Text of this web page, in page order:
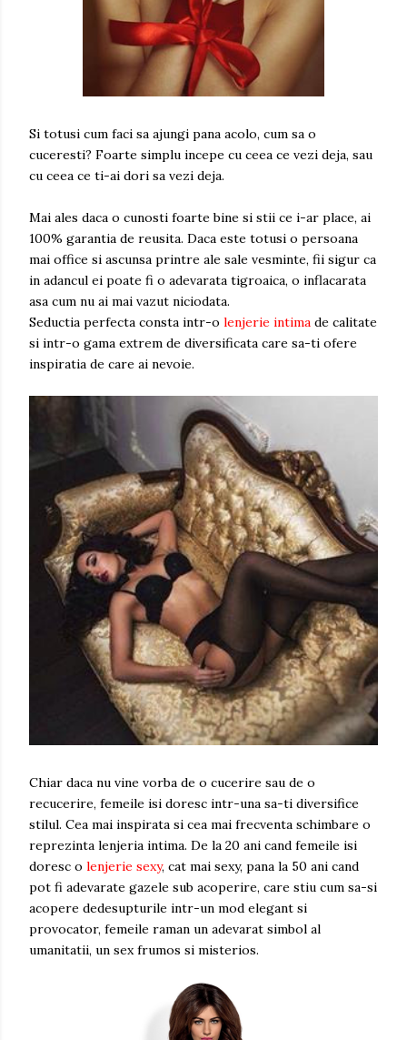
Si totusi cum faci sa ajungi pana acolo, cum sa o
cuceresti? Foarte simplu incepe cu ceea ce vezi deja, sau
cu ceea ce ti-ai dori sa vezi deja.
Mai ales daca o cunosti foarte bine si stii ce i-ar place, ai
100% garantia de reusita. Daca este totusi o persoana
mai office si ascunsa printre ale sale vesminte, fii sigur ca
in adancul ei poate fi o adevarata tigroaica, o inflacarata
asa cum nu ai mai vazut niciodata.
Seductia perfecta consta intr-o lenjerie intima de calitate
si intr-o gama extrem de diversificata care sa-ti ofere
inspiratia de care ai nevoie.
Chiar daca nu vine vorba de o cucerire sau de o
recucerire, femeile isi doresc intr-una sa-ti diversifice
stilul. Cea mai inspirata si cea mai frecventa schimbare o
reprezinta lenjeria intima. De la 20 ani cand femeile isi
doresc o lenjerie sexy, cat mai sexy, pana la 50 ani cand
pot fi adevarate gazele sub acoperire, care stiu cum sa-si
acopere dedesupturile intr-un mod elegant si
provocator, femeile raman un adevarat simbol al
umanitatii, un sex frumos si misterios.